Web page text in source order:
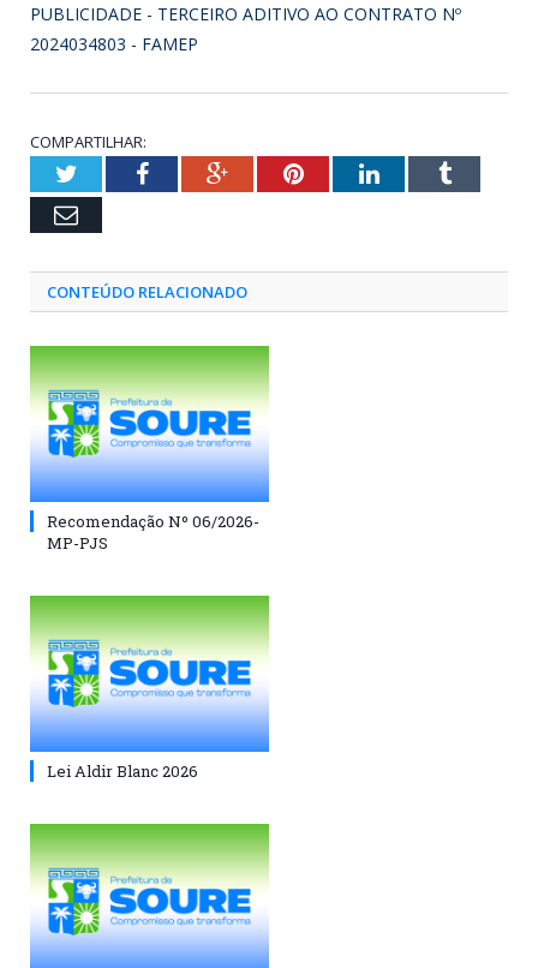
PUBLICIDADE - TERCEIRO ADITIVO AO CONTRATO Nº
2024034803 - FAMEP
COMPARTILHAR:
TwitterFacebookGoogle+PinterestLinkedInTumblr
Email
CONTEÚDO RELACIONADO
Recomendação Nº 06/2026-
MP-PJS
Lei Aldir Blanc 2026